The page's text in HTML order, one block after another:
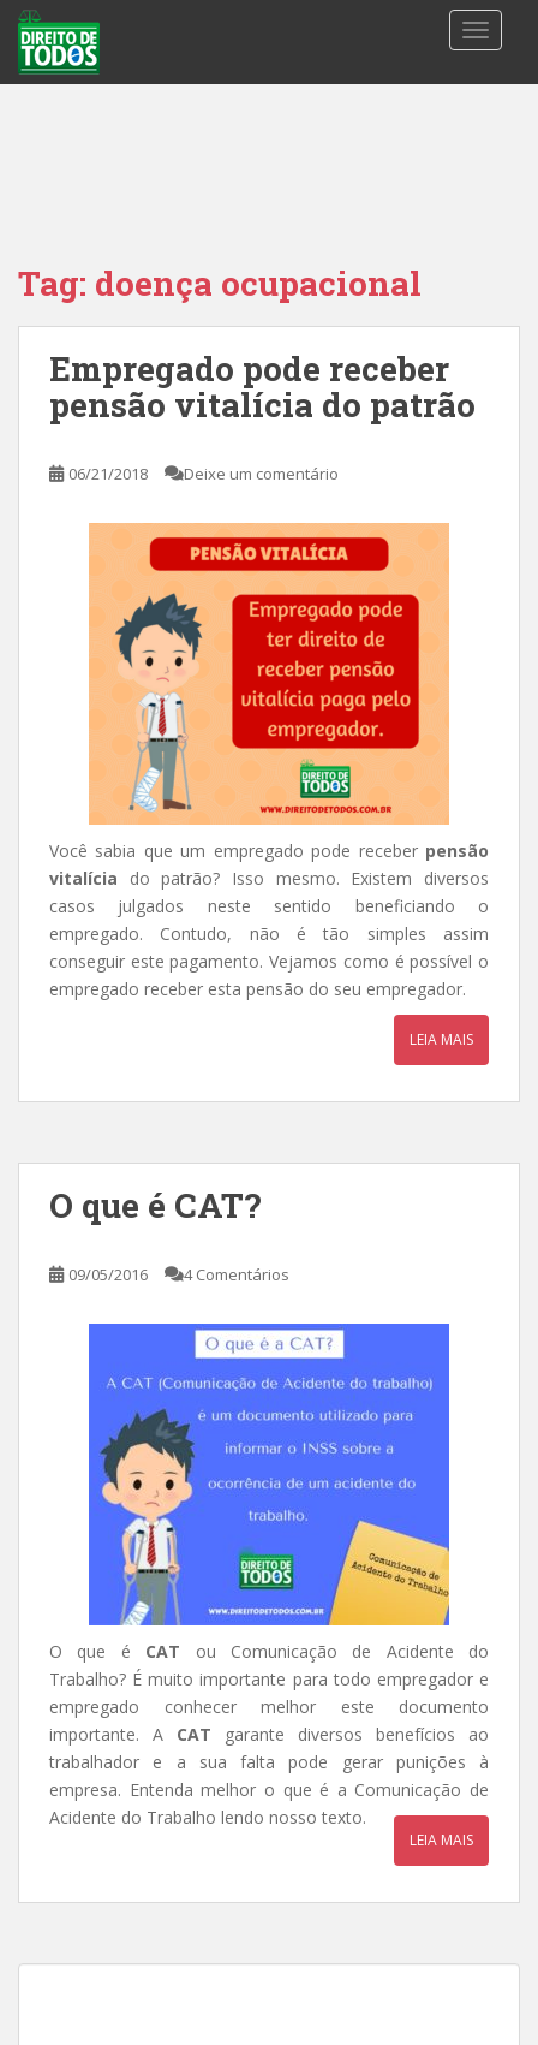
Tag: doença ocupacional
Empregado pode receber
pensão vitalícia do patrão
06/21/2018 Deixe um comentário
Você sabia que um empregado pode receber pensão
vitalícia do patrão? Isso mesmo. Existem diversos
casos julgados neste sentido beneficiando o
empregado. Contudo, não é tão simples assim
conseguir este pagamento. Vejamos como é possível o
empregado receber esta pensão do seu empregador.
LEIA MAIS
O que é CAT?
09/05/2016 4 Comentários
O que é CAT ou Comunicação de Acidente do
Trabalho? É muito importante para todo empregador e
empregado conhecer melhor este documento
importante. A CAT garante diversos benefícios ao
trabalhador e a sua falta pode gerar punições à
empresa. Entenda melhor o que é a Comunicação de
Acidente do Trabalho lendo nosso texto.
LEIA MAIS